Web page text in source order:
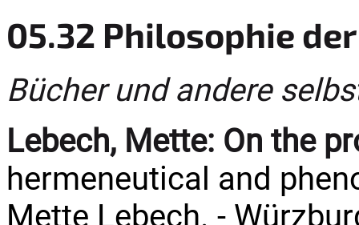
05.32 Philosophie
Bücher und andere
Lebech, Mette: On the
hermeneutical and
Mette Lebech. -